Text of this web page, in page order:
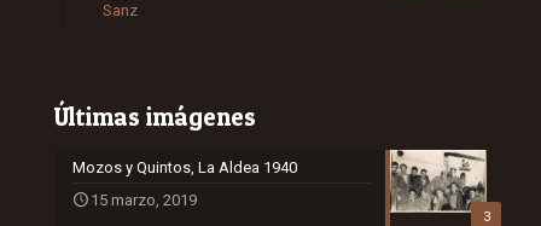
Sanz
Últimas imágenes
3
Mozos y Quintos, La Aldea 1940
15 marzo, 2019